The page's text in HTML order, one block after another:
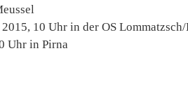
10 Uhr in der OS
Uhr in Pirna